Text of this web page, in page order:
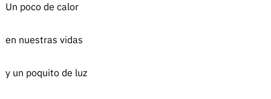
Un poco de calor
en nuestras vidas
y un poquito de luz